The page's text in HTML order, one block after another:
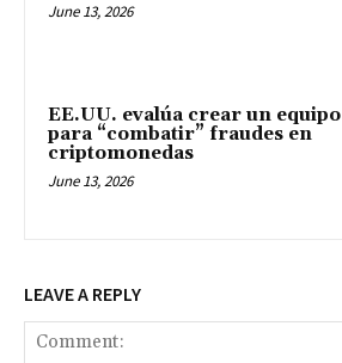
June 13, 2026
EE.UU. evalúa crear un equipo
para “combatir” fraudes en
criptomonedas
June 13, 2026
LEAVE A REPLY